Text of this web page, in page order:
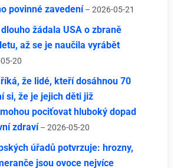
povinné zavedení – 2026-05-21
žádala USA o zbraně
až se je naučila vyrábět
20
že lidé, kteří dosáhnou 70
si, že je jejich děti již
pociťovat hluboký dopad
zdraví – 2026-05-20
úřadů potvrzuje: hrozny,
jsou ovoce nejvíce